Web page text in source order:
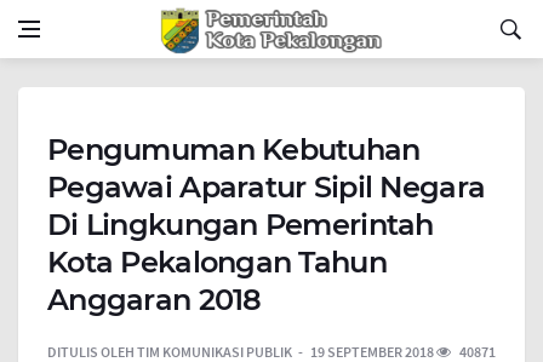
Pengumuman Kebutuhan
Pegawai Aparatur Sipil Negara
Di Lingkungan Pemerintah
Kota Pekalongan Tahun
Anggaran 2018
DITULIS OLEH TIM KOMUNIKASI PUBLIK 19 SEPTEMBER 2018
40871